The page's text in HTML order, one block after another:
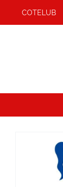
COTELUB